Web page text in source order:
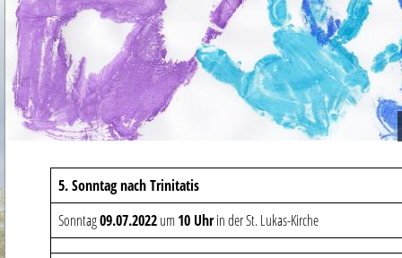
5. Sonntag nach Trinitatis
Sonntag09.07.2022um 10 Uhrin der St. Lukas-Kirche